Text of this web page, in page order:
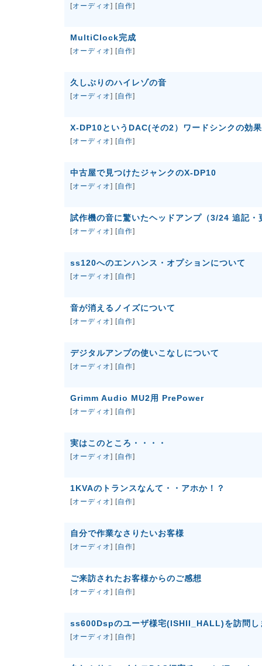
[オーディオ] [自作]
MultiClock完成
[オーディオ] [自作]
久しぶりのハイレゾの音
[オーディオ] [自作]
X-DP10というDAC(その2）ワードシンクの効果
[オーディオ] [自作]
中古屋で見つけたジャンクのX-DP10
[オーディオ] [自作]
試作機の音に驚いたヘッドアンプ（3/24 追記・
[オーディオ] [自作]
ss120へのエンハンス・オプションについて
[オーディオ] [自作]
音が消えるノイズについて
[オーディオ] [自作]
デジタルアンプの使いこなしについて
[オーディオ] [自作]
Grimm Audio MU2用 PrePower
[オーディオ] [自作]
実はこのところ・・・・
[オーディオ] [自作]
1KVAのトランスなんて・・アホか！？
[オーディオ] [自作]
自分で作業なさりたいお客様
[オーディオ] [自作]
ご来訪されたお客様からのご感想
[オーディオ] [自作]
ss600Dspのユーザ様宅(ISHII_HALL)を訪問し
[オーディオ] [自作]